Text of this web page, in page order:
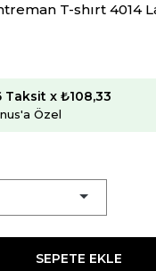
T-shırt 4014
Taksit x ₺108,33
Özel
SEPETE EKLE